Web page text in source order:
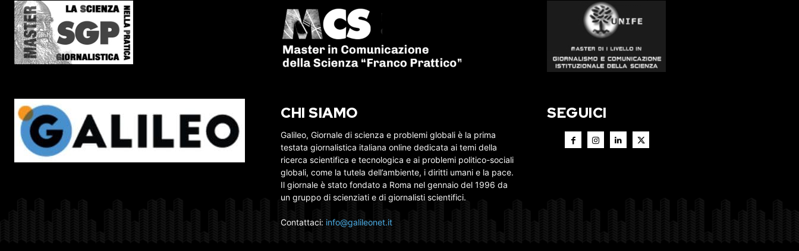
CHI SIAMO
Galileo, Giornale di scienza e problemi globali è la prima
testata giornalistica italiana online dedicata ai temi della
ricerca scientifica e tecnologica e ai problemi politico-sociali
globali, come la tutela dell’ambiente, i diritti umani e la pace.
Il giornale è stato fondato a Roma nel gennaio del 1996 da
un gruppo di scienziati e di giornalisti scientifici.
Contattaci: info@galileonet.it
SEGUICI